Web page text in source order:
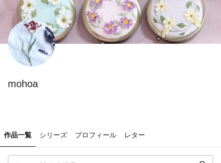
mohoa
作品一覧 シリーズ プロフィール レター